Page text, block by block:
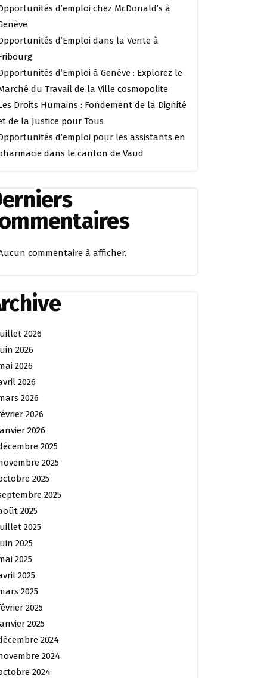
d’emploi chez McDonald’s à
d’Emploi dans la Vente à
d’Emploi à Genève : Explorez le
du Travail de la Ville cosmopolite
Droits Humains : Fondement de la Dignité
de la Justice pour Tous
d’emploi pour les assistants en
dans le canton de Vaud
commentaire à afficher.
2026
2026
2026
2026
2026
2026
2026
2025
2025
2025
2025
2025
2025
2025
2025
2025
2025
2025
2025
2024
2024
2024